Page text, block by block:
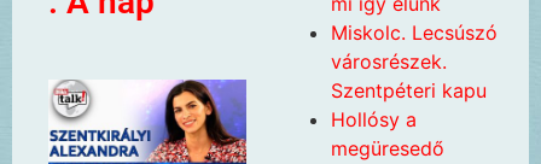
Miskolc. Lecsúszó
városrészek.
Szentpéteri kapu
Hollósy a
megüresedő